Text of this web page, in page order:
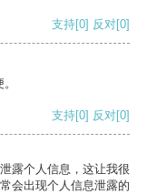
支持[0] 反对[0]
支持[0] 反对[0]
露个人信息，这让我很
会出现个人信息泄露的